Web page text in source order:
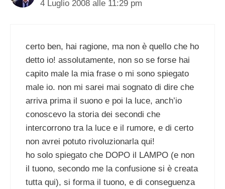
4 Luglio 2008 alle 11:29 pm
certo ben, hai ragione, ma non è quello che ho
detto io! assolutamente, non so se forse hai
capito male la mia frase o mi sono spiegato
male io. non mi sarei mai sognato di dire che
arriva prima il suono e poi la luce, anch’io
conoscevo la storia dei secondi che
intercorrono tra la luce e il rumore, e di certo
non avrei potuto rivoluzionarla qui!
ho solo spiegato che DOPO il LAMPO (e non
il tuono, secondo me la confusione si è creata
tutta qui), si forma il tuono, e di conseguenza